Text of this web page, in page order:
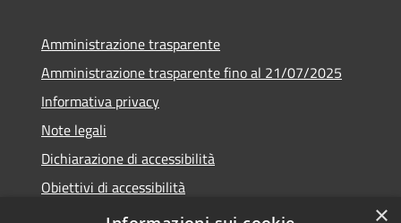
Amministrazione trasparente
Amministrazione trasparente fino al 21/07/2025
Informativa privacy
Note legali
Dichiarazione di accessibilità
Obiettivi di accessibilità
Piano di miglioramento
×